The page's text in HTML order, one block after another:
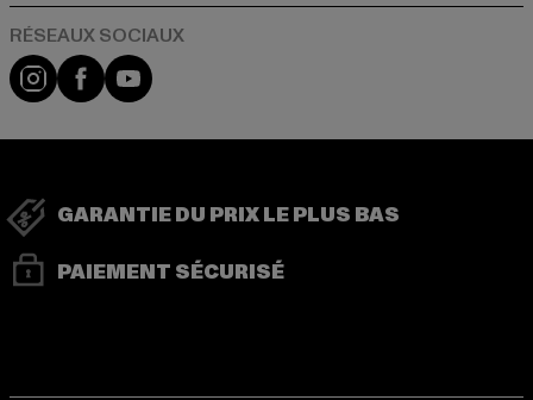
Visit our Instagram page:
Visit our Facebook page:
Visit our YouTube channel:
GARANTIE DU PRIX LE PLUS BAS
PAIEMENT SÉCURISÉ